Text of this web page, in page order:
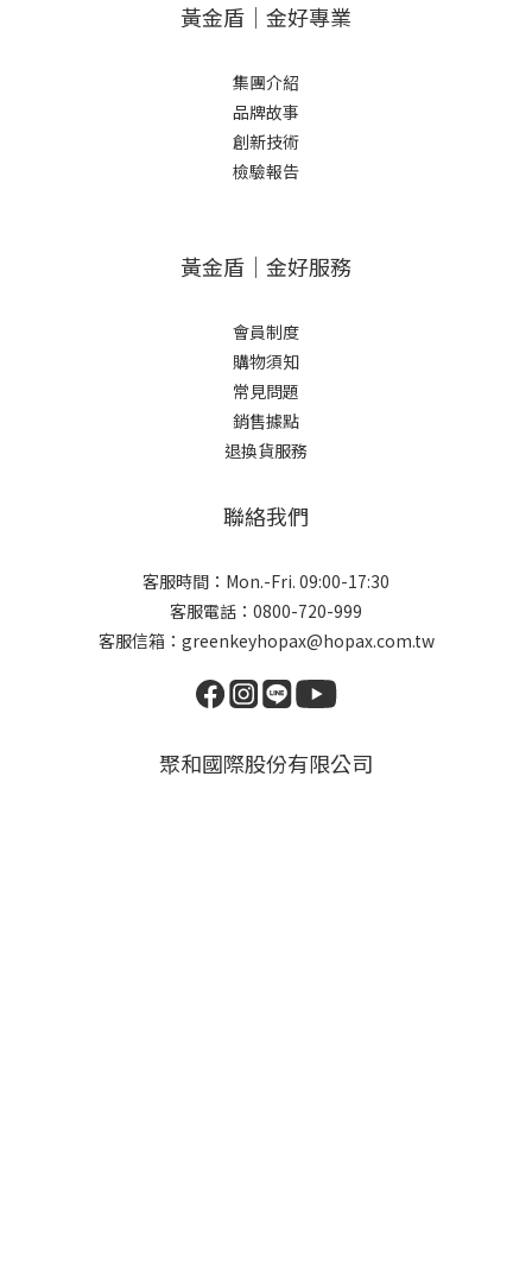
黃金盾｜金好專業
集團介紹
品牌故事
創新技術
檢驗報告
黃金盾｜金好服務
會員制度
購物須知
常見問題
銷售據點
退換貨服務
聯絡我們
客服時間：Mon.-Fri. 09:00-17:30
客服電話：0800-720-999
客服信箱：greenkeyhopax@hopax.com.tw
聚和國際股份有限公司